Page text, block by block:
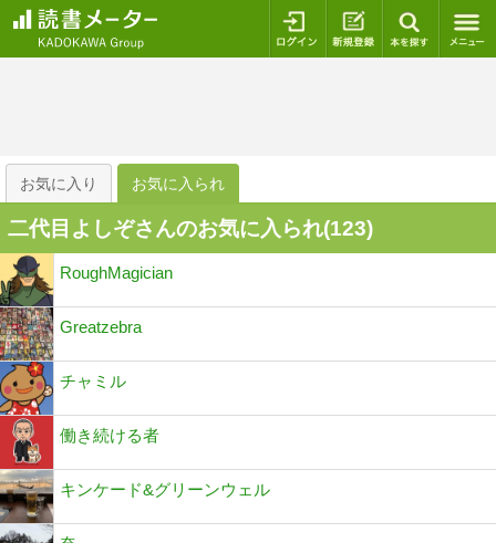
ログイン 新規登録
お気に入り お気に入られ
二代目よしぞさんのお気に入られ(123)
RoughMagician
Greatzebra
チャミル
働き続ける者
キンケード&グリーンウェル